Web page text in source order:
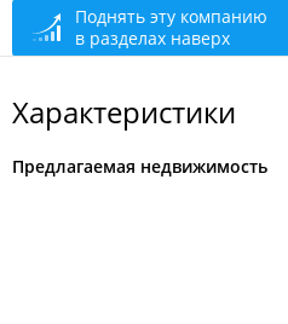
+7 902 480-09-89
+7 (423) 267-86-88
+7 (423) 222-87-32
сегодня закрыто
Поднять эту компанию
в разделах наверх
Характеристики
Предлагаемая недвижимость